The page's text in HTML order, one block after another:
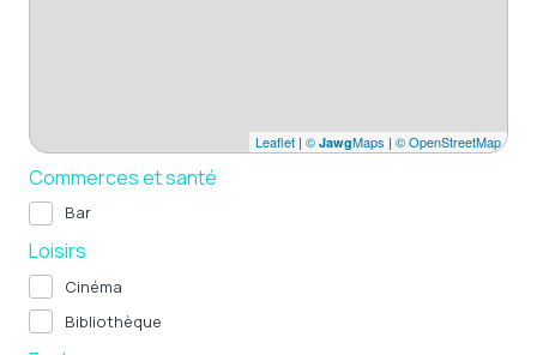
Leaflet | © JawgMaps | © OpenStreetMap
Commerces et santé
Bar
Loisirs
Cinéma
Bibliothèque